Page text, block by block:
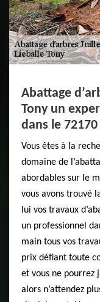
Abattage
Tony un
dans le
Vous êtes à la
domaine de
abordables sur le
vous avons trouvé
lui vos travaux
un professionnel
main tous vos
prix défiant toute
et vous ne pourrez
alors n’attendez